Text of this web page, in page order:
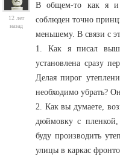
12 лет
назад
В общем-то как я и
соблюден точно
меньшему. В связи с
1. Как я писал
установлена сразу
Делая пирог
необходимо убрать?
2. Как вы думаете,
дюймовку с пленкой,
буду производить
улицы в каркас